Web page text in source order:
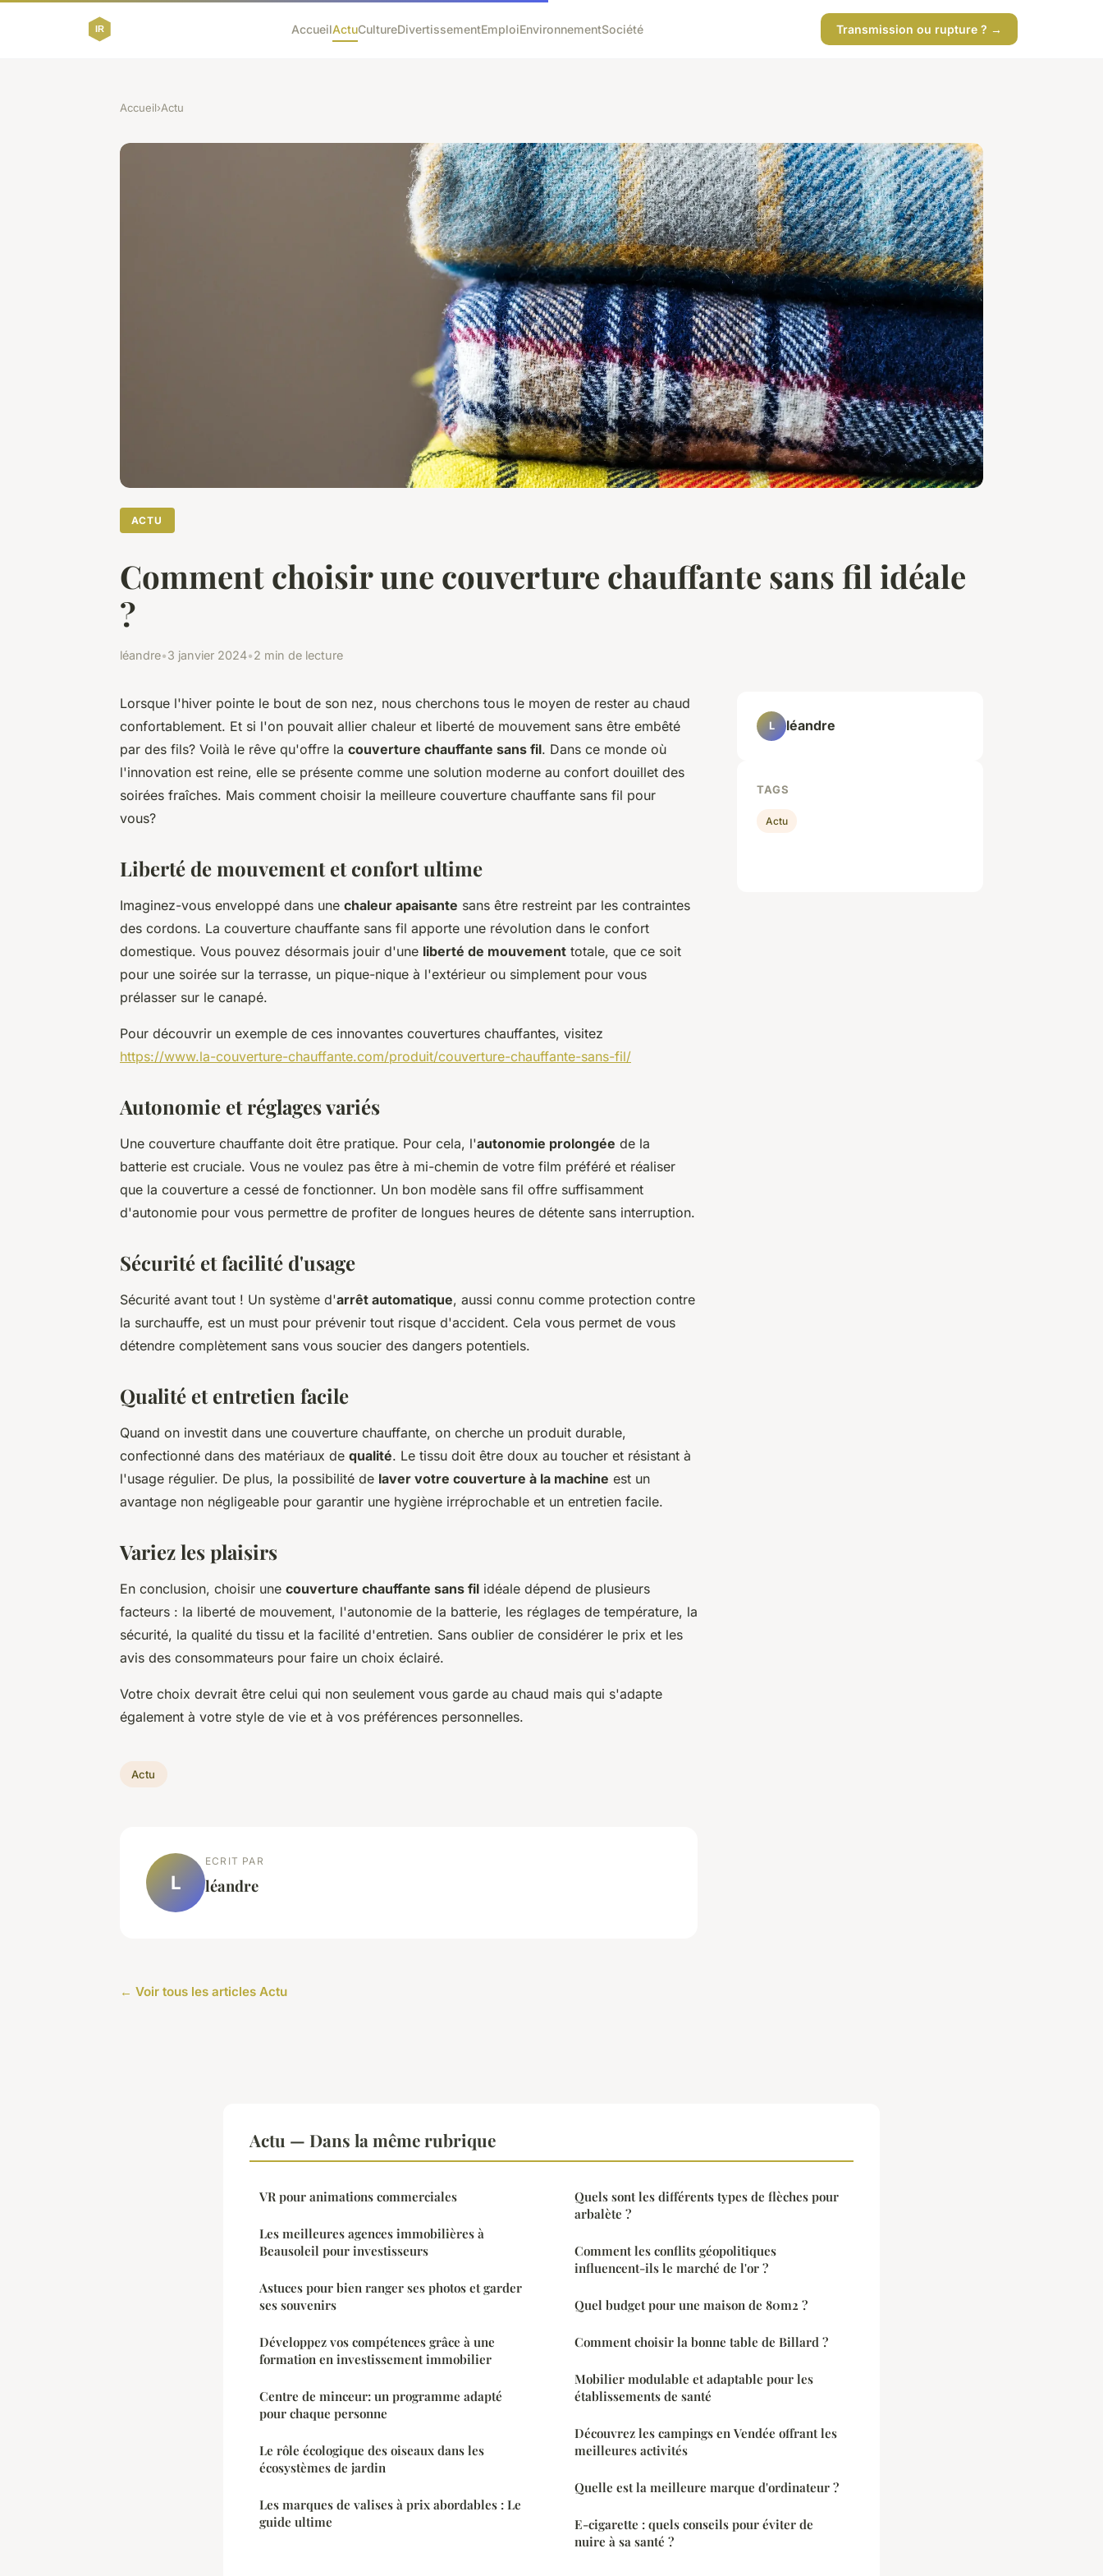
AccueilActuCultureDivertissementEmploiEnvironnementSociété Transmission ou rupture ? →
Accueil›Actu
ACTU
Comment choisir une couverture chauffante sans fil idéale
?
léandre•3 janvier 2024•2 min de lecture
Lorsque l'hiver pointe le bout de son nez, nous cherchons tous le moyen de rester au chaud
confortablement. Et si l'on pouvait allier chaleur et liberté de mouvement sans être embêté
par des fils? Voilà le rêve qu'offre la couverture chauffante sans fil. Dans ce monde où
l'innovation est reine, elle se présente comme une solution moderne au confort douillet des
soirées fraîches. Mais comment choisir la meilleure couverture chauffante sans fil pour
vous?
Liberté de mouvement et confort ultime
Imaginez-vous enveloppé dans une chaleur apaisante sans être restreint par les contraintes
des cordons. La couverture chauffante sans fil apporte une révolution dans le confort
domestique. Vous pouvez désormais jouir d'une liberté de mouvement totale, que ce soit
pour une soirée sur la terrasse, un pique-nique à l'extérieur ou simplement pour vous
prélasser sur le canapé.
Pour découvrir un exemple de ces innovantes couvertures chauffantes, visitez
https://www.la-couverture-chauffante.com/produit/couverture-chauffante-sans-fil/
Autonomie et réglages variés
Une couverture chauffante doit être pratique. Pour cela, l'autonomie prolongée de la
batterie est cruciale. Vous ne voulez pas être à mi-chemin de votre film préféré et réaliser
que la couverture a cessé de fonctionner. Un bon modèle sans fil offre suffisamment
d'autonomie pour vous permettre de profiter de longues heures de détente sans interruption.
Sécurité et facilité d'usage
Sécurité avant tout ! Un système d'arrêt automatique, aussi connu comme protection contre
la surchauffe, est un must pour prévenir tout risque d'accident. Cela vous permet de vous
détendre complètement sans vous soucier des dangers potentiels.
Qualité et entretien facile
Quand on investit dans une couverture chauffante, on cherche un produit durable,
confectionné dans des matériaux de qualité. Le tissu doit être doux au toucher et résistant à
l'usage régulier. De plus, la possibilité de laver votre couverture à la machine est un
avantage non négligeable pour garantir une hygiène irréprochable et un entretien facile.
Variez les plaisirs
En conclusion, choisir une couverture chauffante sans fil idéale dépend de plusieurs
facteurs : la liberté de mouvement, l'autonomie de la batterie, les réglages de température, la
sécurité, la qualité du tissu et la facilité d'entretien. Sans oublier de considérer le prix et les
avis des consommateurs pour faire un choix éclairé.
Votre choix devrait être celui qui non seulement vous garde au chaud mais qui s'adapte
également à votre style de vie et à vos préférences personnelles.
Actu
L
ECRIT PAR
léandre
← Voir tous les articles Actu
L léandre
TAGS
Actu
Actu — Dans la même rubrique
VR pour animations commerciales
Les meilleures agences immobilières à
Beausoleil pour investisseurs
Astuces pour bien ranger ses photos et garder
ses souvenirs
Développez vos compétences grâce à une
formation en investissement immobilier
Centre de minceur: un programme adapté
pour chaque personne
Le rôle écologique des oiseaux dans les
écosystèmes de jardin
Les marques de valises à prix abordables : Le
guide ultime
Quels sont les différents types de flèches pour
arbalète ?
Comment les conflits géopolitiques
influencent-ils le marché de l'or ?
Quel budget pour une maison de 80m2 ?
Comment choisir la bonne table de Billard ?
Mobilier modulable et adaptable pour les
établissements de santé
Découvrez les campings en Vendée offrant les
meilleures activités
Quelle est la meilleure marque d'ordinateur ?
E-cigarette : quels conseils pour éviter de
nuire à sa santé ?